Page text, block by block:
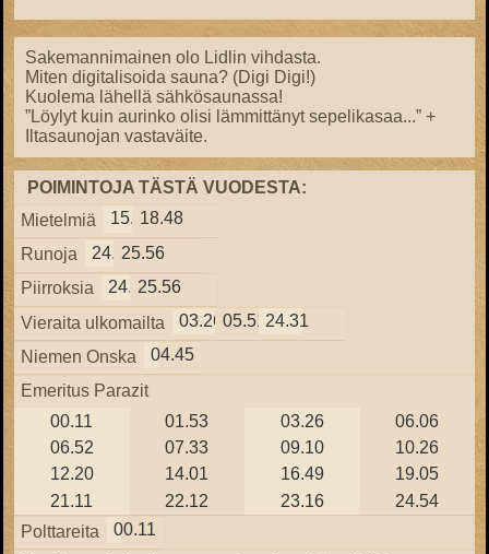
Sakemannimainen olo Lidlin vihdasta.
Miten digitalisoida sauna? (Digi Digi!)
Kuolema lähellä sähkösaunassa!
”Löylyt kuin aurinko olisi lämmittänyt sepelikasaa...” +
Iltasaunojan vastaväite.
POIMINTOJA TÄSTÄ VUODESTA:
Mietelmiä
15.5718.48
Runoja
24.3825.56
Piirroksia
24.3825.56
Vieraita ulkomailta
03.2605.51 24.31
Niemen Onska
04.45
Emeritus Parazit
00.11
01.53 03.26
06.06
06.52
07.33 09.10
10.26
12.20
14.01 16.49
19.05
21.11
22.12 23.16
24.54
Polttareita
00.11